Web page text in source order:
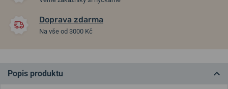
Doprava zdarma
Na vše od 3000 Kč
Popis produktu